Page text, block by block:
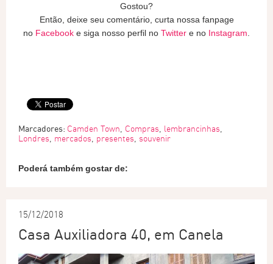
Gostou?
Então, deixe seu comentário, curta nossa fanpage
no Facebook e siga nosso perfil no Twitter e no Instagram
Marcadores: Camden Town, Compras, lembrancinhas,
Londres, mercados, presentes, souvenir
Poderá também gostar de:
15/12/2018
Casa Auxiliadora 40, em Canela